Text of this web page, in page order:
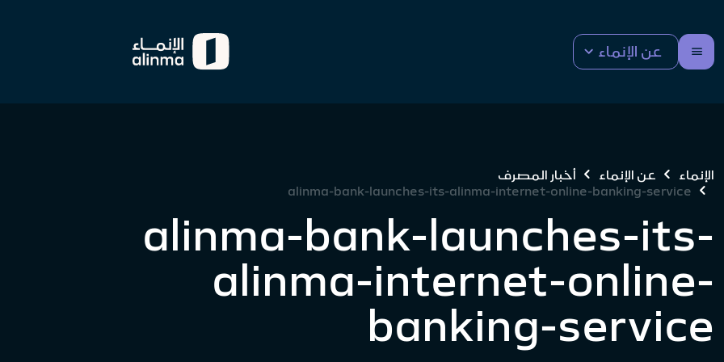
عن الإنماء
الإنماء عن الإنماء
أخبار المصرف
alinma-bank-launches-its-alinma-internet-online-banking-service
alinma-bank-launches-its-
alinma-internet-online-
banking-service